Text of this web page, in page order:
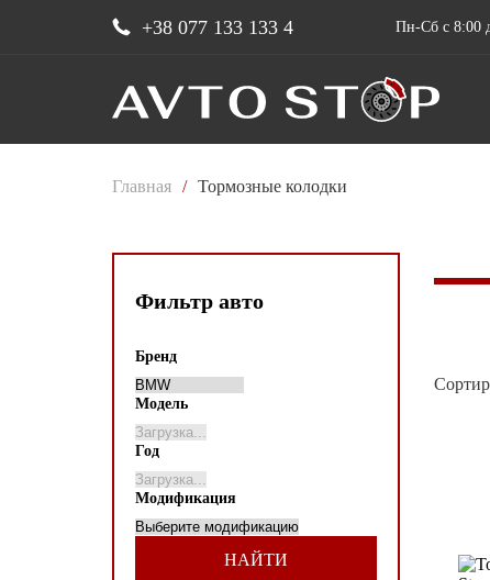
+38 077 133 133 4 Пн-Сб с 8:00
Главная / Тормозные колодки
Фильтр авто
Бренд
Модель
Год
Модификация
НАЙТИ